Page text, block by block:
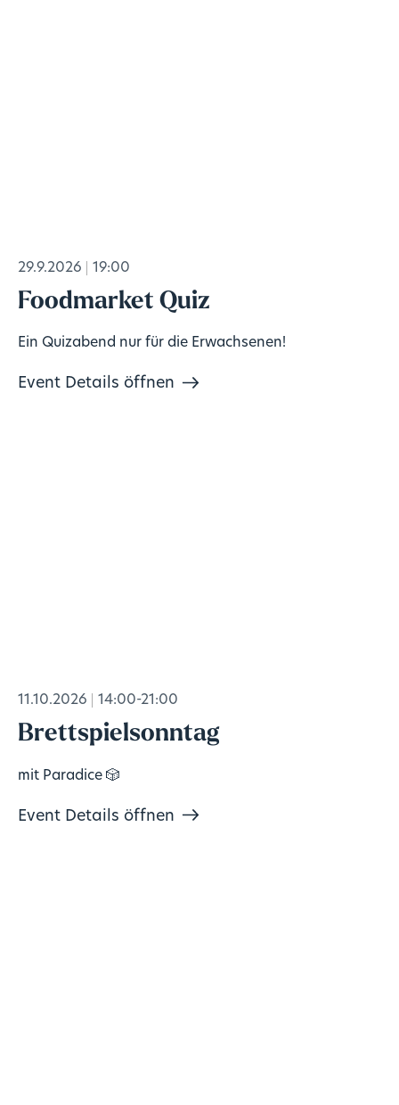
29.9.2026 19:00
Foodmarket Quiz
Ein Quizabend nur für die Erwachsenen!
Event Details öffnen
11.10.2026 14:00-21:00
Brettspielsonntag
mit Paradice 🎲
Event Details öffnen